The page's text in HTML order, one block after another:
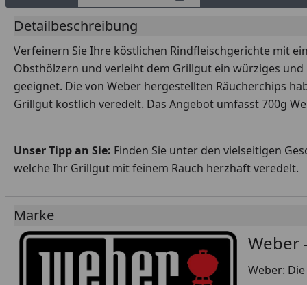
Detailbeschreibung
Verfeinern Sie Ihre köstlichen Rindfleischgerichte mit
Obsthölzern und verleiht dem Grillgut ein würziges
geeignet. Die von Weber hergestellten Räucherchips
Grillgut köstlich veredelt. Das Angebot umfasst 700g
Unser Tipp an Sie: Finden Sie unter den vielseitigen
welche Ihr Grillgut mit feinem Rauch herzhaft veredelt.
Marke
Weber
Weber: